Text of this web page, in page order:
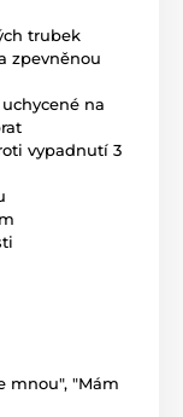
trubek
zpevněnou
na
vypadnutí 3
mnou", "Mám